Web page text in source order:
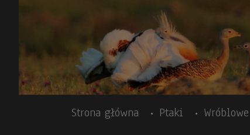
Strona główna Ptaki Wróblowe